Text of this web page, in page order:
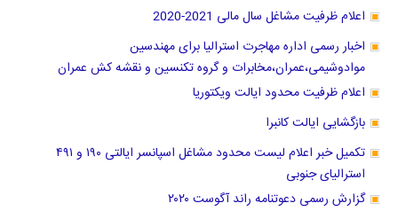
اعلام ظرفیت مشاغل سال مالی 2021-2020
اخبار رسمی اداره مهاجرت استرالیا برای مهندسین
موادوشیمی،عمران،مخابرات و گروه تکنسین و نقشه کش عمران
اعلام ظرفیت محدود ایالت ویکتوریا
بازگشایی ایالت کانبرا
تکمیل خبر اعلام لیست محدود مشاغل اسپانسر ایالتی ۱۹۰ و ۴۹۱
استرالیای جنوبی
گزارش رسمی دعوتنامه راند آگوست ۲۰۲۰